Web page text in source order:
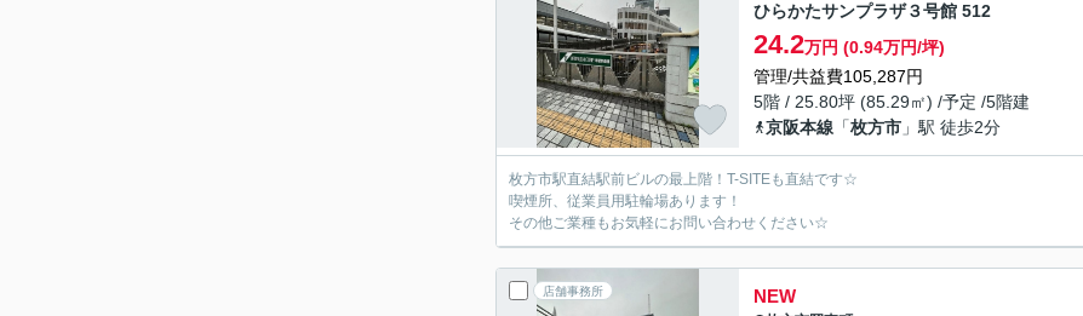
ひらかたサンプラザ３号館 512
24.2万円 (0.94万円/坪)
管理/共益費105,287円
5階 / 25.80坪 (85.29㎡) /予定 /5階建
京阪本線 「枚方市 」駅 徒歩2分
枚方市駅直結駅前ビルの最上階！T-SITEも直結です☆
喫煙所、従業員用駐輪場あります！
その他ご業種もお気軽にお問い合わせください☆
店舗事務所 NEW